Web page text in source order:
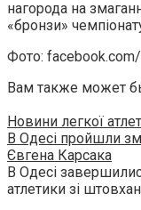
нагорода на
«бронзи»
Фото:
Вам также может
Новини легкої
В Одесі пройшли
Євгена Карсака
В Одесі
атлетики зі